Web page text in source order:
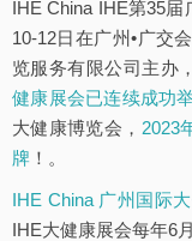
IHE China IHE第35
10-12日在广州•广交
览服务有限公司主办
健康展会已连续成功
大健康博览会， 2023
牌 ！。
IHE China 广州国际
IHE大健康展会每年6